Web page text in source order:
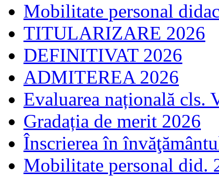
Mobilitate personal
TITULARIZARE 2026
DEFINITIVAT 2026
ADMITEREA 2026
Evaluarea națională cls.
Gradația de merit 2026
Înscrierea în
Mobilitate personal did.